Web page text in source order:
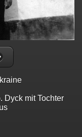
Dyck mit Tochter